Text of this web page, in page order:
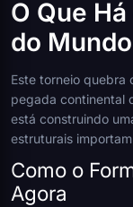
O Que
do
Este torneio quebra
pegada continental
está construindo
estruturais
Como o
Agora